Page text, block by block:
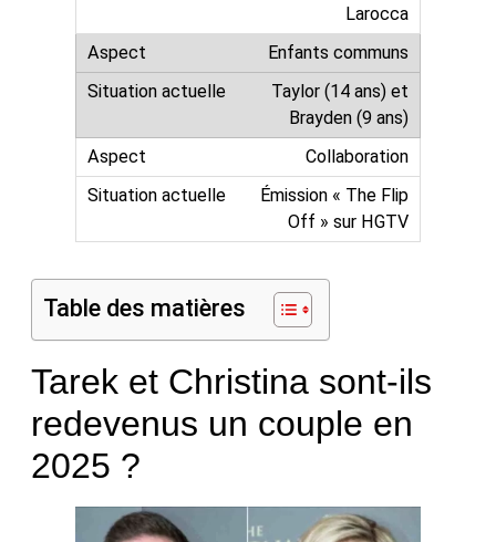
Larocca
Enfants communs
Taylor (14 ans) et
Brayden (9 ans)
Collaboration
Émission « The Flip
Off » sur HGTV
Table des matières
Tarek et Christina sont-ils
redevenus un couple en
2025 ?